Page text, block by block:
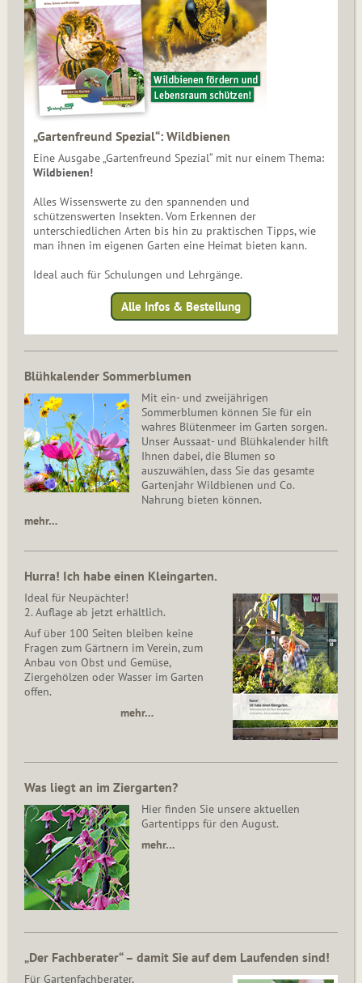
„Gartenfreund Spezial“: Wildbienen
Eine Ausgabe „Gartenfreund Spezial“ mit nur einem Thema:
Wildbienen!
Alles Wissenswerte zu den spannenden und
schützenswerten Insekten. Vom Erkennen der
unterschiedlichen Arten bis hin zu praktischen Tipps, wie
man ihnen im eigenen Garten eine Heimat bieten kann.
Ideal auch für Schulungen und Lehrgänge.
Alle Infos & Bestellung
Blühkalender Sommerblumen
Mit ein- und zweijährigen
Sommerblumen können Sie für ein
wahres Blütenmeer im Garten sorgen.
Unser Aussaat- und Blühkalender hilft
Ihnen dabei, die Blumen so
auszuwählen, dass Sie das gesamte
Gartenjahr Wildbienen und Co.
Nahrung bieten können.
mehr…
Hurra! Ich habe einen Kleingarten.
Ideal für Neupächter!
2. Auflage ab jetzt erhältlich.
Auf über 100 Seiten bleiben keine
Fragen zum Gärtnern im Verein, zum
Anbau von Obst und Gemüse,
Ziergehölzen oder Wasser im Garten
offen.
mehr…
Was liegt an im Ziergarten?
Hier finden Sie unsere aktuellen
Gartentipps für den August.
mehr…
„Der Fachberater“ – damit Sie auf dem Laufenden sind!
Für Gartenfachberater,